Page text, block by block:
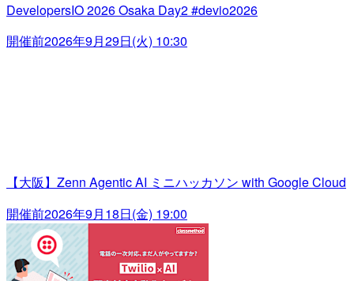
DevelopersIO 2026 Osaka Day2 #devio2026
開催前2026年9月29日(火) 10:30
【大阪】Zenn Agentic AI ミニハッカソン with Google Cloud
開催前2026年9月18日(金) 19:00